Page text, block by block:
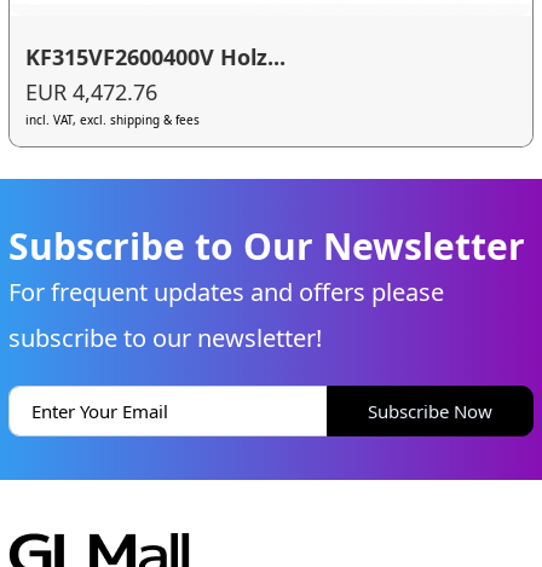
KF315VF2600400V Holz...
EUR 4,472.76
incl. VAT, excl. shipping & fees
Subscribe to Our Newsletter
For frequent updates and offers please
subscribe to our newsletter!
Subscribe Now